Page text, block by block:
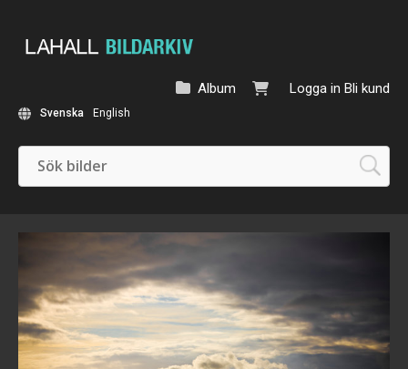
Logga in Bli kund
Album
Svenska English